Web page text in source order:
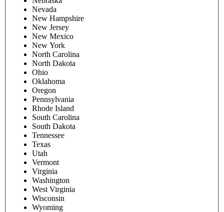
Nevada
New Hampshire
New Jersey
New Mexico
New York
North Carolina
North Dakota
Ohio
Oklahoma
Oregon
Pennsylvania
Rhode Island
South Carolina
South Dakota
Tennessee
Texas
Utah
Vermont
Virginia
Washington
West Virginia
Wisconsin
Wyoming